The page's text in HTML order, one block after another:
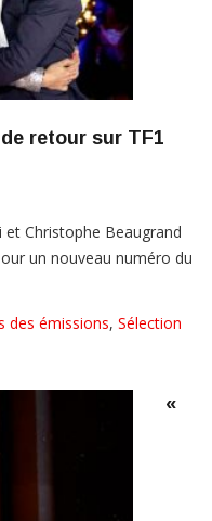
retour sur TF1
et Christophe Beaugrand
un nouveau numéro du
des émissions, Sélection
«